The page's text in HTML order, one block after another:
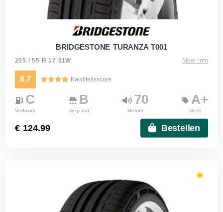
BRIDGESTONE TURANZA T001
205 / 55 R 17 91W Meer info
8.7 Kwaliteitsscore
C
Verbruik
B
Grip nat
70
Geluid
A+
Merk
€ 124.99 Bestellen